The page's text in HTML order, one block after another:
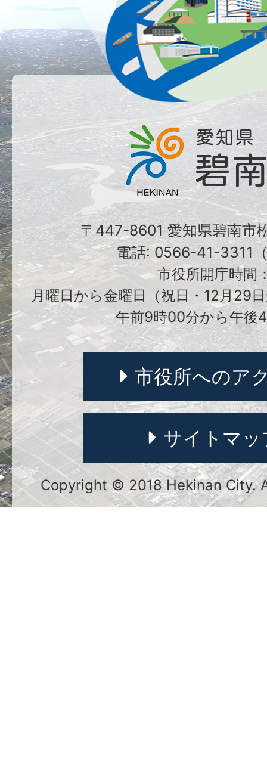
〒447-8601 愛知県碧南市
電話: 0566-41-3311
市役所開庁時間
月曜日から金曜日（祝日・12月29
午前9時00分から午後
市役所へのア
サイトマッ
Copyright © 2018 Hekinan City.